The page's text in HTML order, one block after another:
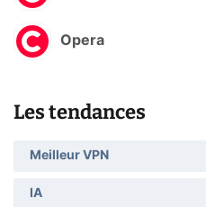
Opera
Les tendances
Meilleur VPN
IA